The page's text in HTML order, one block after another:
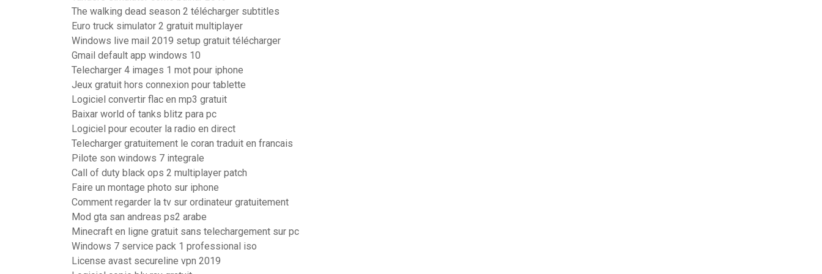
The walking dead season 2 télécharger subtitles
Euro truck simulator 2 gratuit multiplayer
Windows live mail 2019 setup gratuit télécharger
Gmail default app windows 10
Telecharger 4 images 1 mot pour iphone
Jeux gratuit hors connexion pour tablette
Logiciel convertir flac en mp3 gratuit
Baixar world of tanks blitz para pc
Logiciel pour ecouter la radio en direct
Telecharger gratuitement le coran traduit en francais
Pilote son windows 7 integrale
Call of duty black ops 2 multiplayer patch
Faire un montage photo sur iphone
Comment regarder la tv sur ordinateur gratuitement
Mod gta san andreas ps2 arabe
Minecraft en ligne gratuit sans telechargement sur pc
Windows 7 service pack 1 professional iso
License avast secureline vpn 2019